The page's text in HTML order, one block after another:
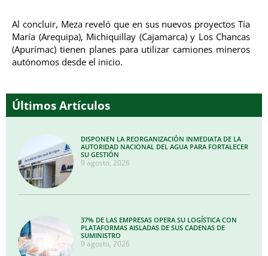
Al concluir, Meza reveló que en sus nuevos proyectos Tía
María (Arequipa), Michiquillay (Cajamarca) y Los Chancas
(Apurímac) tienen planes para utilizar camiones mineros
autónomos desde el inicio.
Últimos Artículos
DISPONEN LA REORGANIZACIÓN INMEDIATA DE LA
AUTORIDAD NACIONAL DEL AGUA PARA FORTALECER
SU GESTIÓN
9 agosto, 2026
37% DE LAS EMPRESAS OPERA SU LOGÍSTICA CON
PLATAFORMAS AISLADAS DE SUS CADENAS DE
SUMINISTRO
9 agosto, 2026